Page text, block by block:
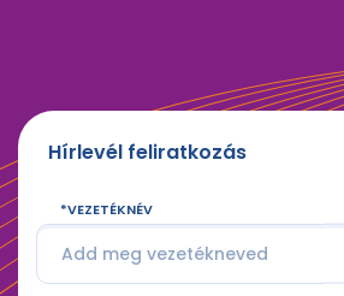
Hírlevél feliratkozás
VEZETÉKNÉV